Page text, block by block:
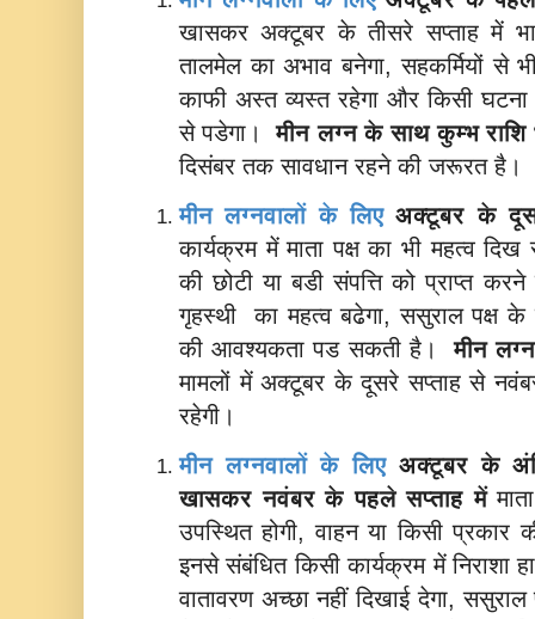
खासकर अक्टूबर के तीसरे सप्ताह में
तालमेल का अभाव बनेगा, सहकर्मियों से
काफी अस्त व्यस्त रहेगा और किसी
से पडेगा।मीन लग्न के साथकुम्भ राशि
दिसंबर तक सावधान रहने की जरूरत है।
मीन लग्नवालों के लिएअक्टूबर के
कार्यक्रम में माता पक्ष का भी महत्व
की छोटी या बडी संपत्ति को प्राप्त
गृहस्थी का महत्व बढेगा, ससुराल पक्ष के
की आवश्यकता पड सकती है।मीन
मामलों में अक्टूबर के दूसरे सप्ताह से
रहेगी।
मीन लग्नवालों के लिए अक्टूबर के
खासकर नवंबर के पहले सप्ताह में
उपस्थित होगी, वाहन या किसी प्रकार
इनसे संबंधित किसी कार्यक्रम में
वातावरण अच्छा नहीं दिखाई देगा,